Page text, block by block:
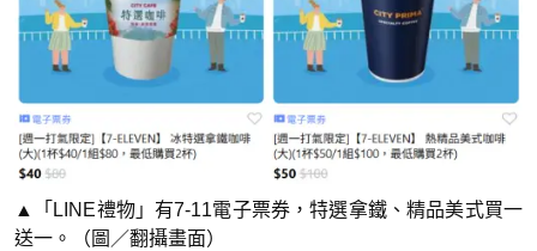
▲「LINE禮物」有7-11電子票券，特選拿鐵、精品美式買一
送一。（圖／翻攝畫面）